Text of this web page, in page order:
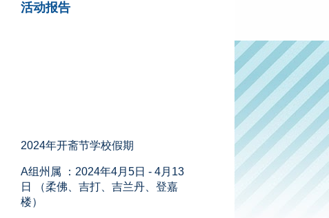
活动报告
A组州属 ：2024年4月5日 - 4月13
楼）
B组州属 ：2024年4月6日 - 4月14